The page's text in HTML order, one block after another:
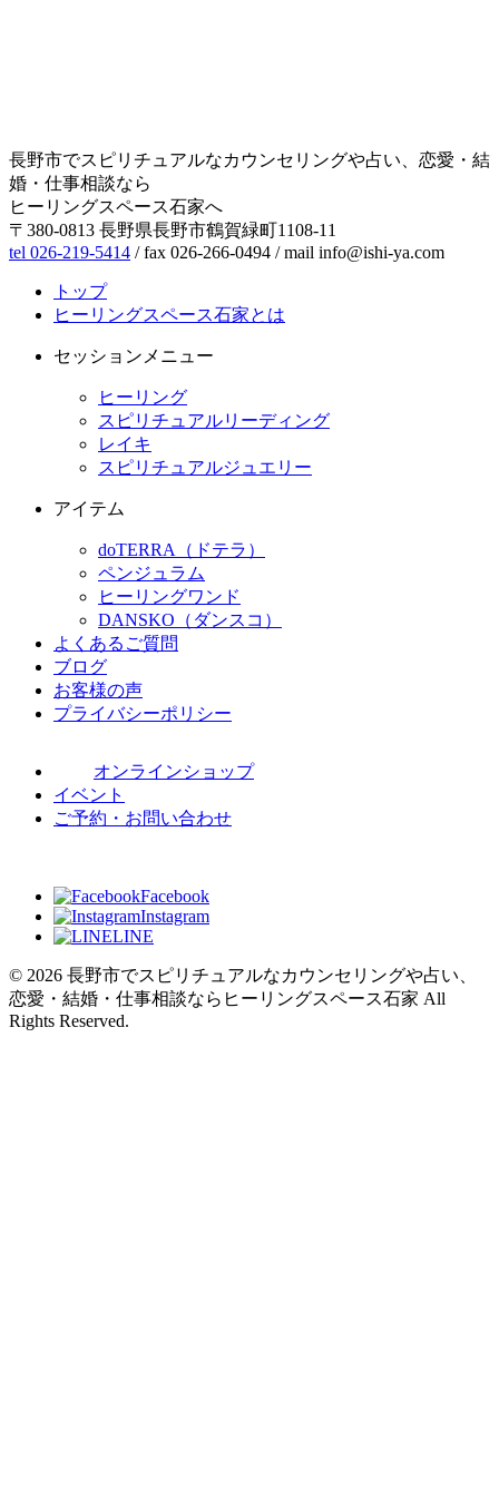
長野市でスピリチュアルなカウンセリングや占い、恋愛・結
婚・仕事相談なら
ヒーリングスペース石家へ
〒380-0813 長野県長野市鶴賀緑町1108-11
tel 026-219-5414 / fax 026-266-0494 / mail info@ishi-ya.com
トップ
ヒーリングスペース石家とは
セッションメニュー
ヒーリング
スピリチュアルリーディング
レイキ
スピリチュアルジュエリー
アイテム
doTERRA（ドテラ）
ペンジュラム
ヒーリングワンド
DANSKO（ダンスコ）
よくあるご質問
ブログ
お客様の声
プライバシーポリシー
オンラインショップ
イベント
ご予約・お問い合わせ
Facebook
Instagram
LINE
© 2026 長野市でスピリチュアルなカウンセリングや占い、
恋愛・結婚・仕事相談ならヒーリングスペース石家 All
Rights Reserved.